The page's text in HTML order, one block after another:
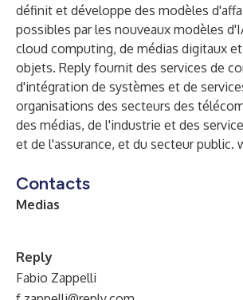
définit et développe des modèles
possibles par les nouveaux modèles
cloud computing, de médias digitaux
objets. Reply fournit des services de
d'intégration de systèmes et de
organisations des secteurs des
des médias, de l'industrie et des
et de l'assurance, et du secteur public.
Contacts
Medias
Reply
Fabio Zappelli